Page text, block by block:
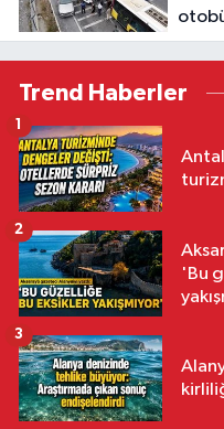
Trend Haberler
1
'Bu
2
3